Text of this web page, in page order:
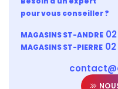
pour vous conseiller ?
MAGASINS ST-ANDRE
MAGASINS ST-PIERRE